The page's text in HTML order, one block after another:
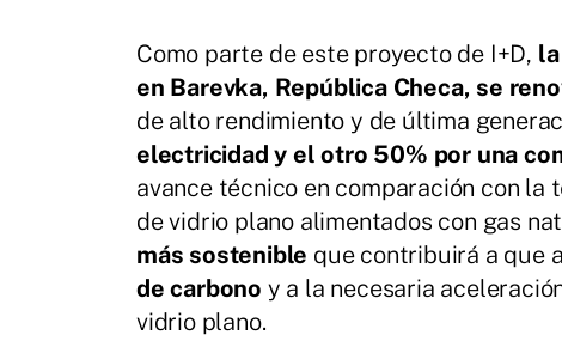
Como parte de este proyecto de I+D,
en Barevka, República Checa, se
de alto rendimiento y de última
electricidad y el otro 50% por una
avance técnico en comparación con
de vidrio plano alimentados con gas
más sostenible que contribuirá a que
de carbono y a la necesaria
vidrio plano.